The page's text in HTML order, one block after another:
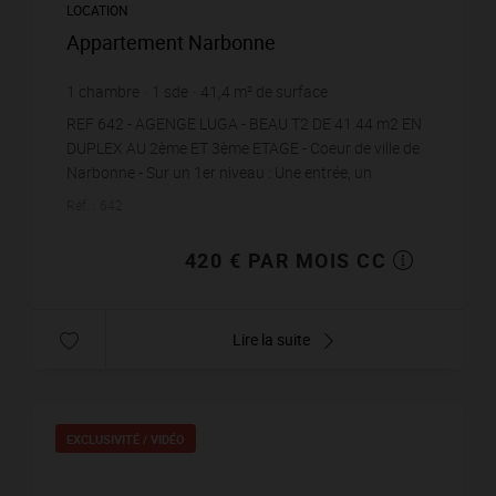
LOCATION
Appartement Narbonne
chambre sde 41,4 m² de surface
10,14 €
prix / m²
REF 642 - AGENGE LUGA - BEAU T2 DE 41.44 m2 EN
DUPLEX AU 2ème ET 3ème ETAGE - Coeur de ville de
Narbonne - Sur un 1er niveau : Une entrée, un
420 € PAR MOIS CC
Lire la suite
EXCLUSIVITÉ / VIDÉO